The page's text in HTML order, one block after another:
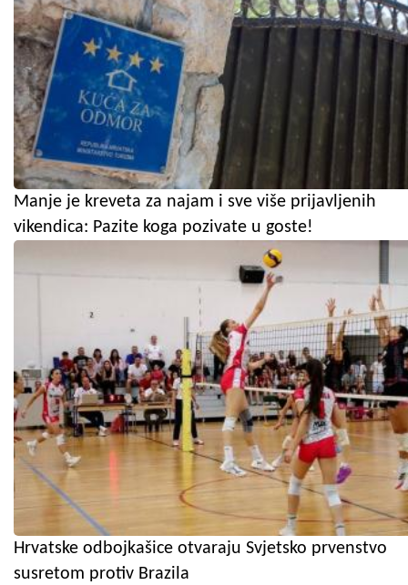
Manje je kreveta za najam i sve više prijavljenih
vikendica: Pazite koga pozivate u goste!
Hrvatske odbojkašice otvaraju Svjetsko prvenstvo
susretom protiv Brazila